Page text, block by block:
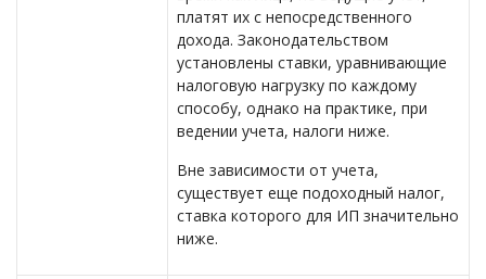
платят их с непосредственного
дохода. Законодательством
установлены ставки, уравнивающие
налоговую нагрузку по каждому
способу, однако на практике, при
ведении учета, налоги ниже.
Вне зависимости от учета,
существует еще подоходный налог,
ставка которого для ИП значительно
ниже.